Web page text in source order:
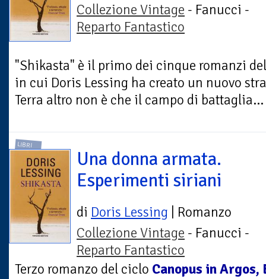
Collezione Vintage - Fanucci -
Reparto Fantastico
"Shikasta" è il primo dei cinque romanzi
in cui Doris Lessing ha creato un nuovo
Terra altro non è che il campo di battaglia...
LIBRI
Una donna armata.
Esperimenti siriani
di Doris Lessing | Romanzo
Collezione Vintage - Fanucci -
Reparto Fantastico
Terzo romanzo del ciclo Canopus in Argos,